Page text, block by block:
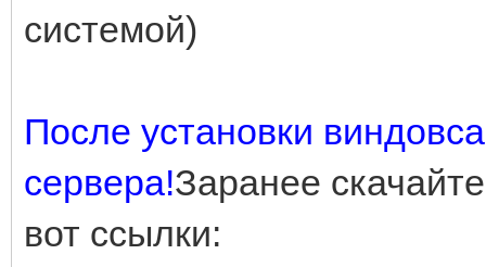
системой)
После установки
сервера!Заранее
вот ссылки: